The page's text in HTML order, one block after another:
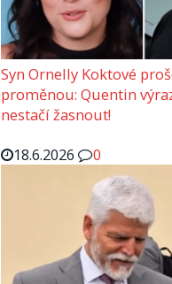
Syn Ornelly Koktové
proměnou: Quentin
nestačí žasnout!
18.6.2026
0